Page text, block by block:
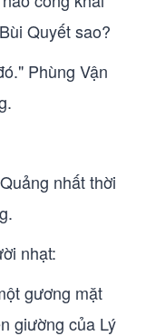
Quyết sao?
Phùng Vận
nhất thời
nhạt:
gương mặt
giường của Lý